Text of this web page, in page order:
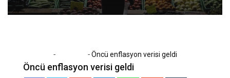
- -Öncü enflasyon verisi geldi
Öncü enflasyon verisi geldi